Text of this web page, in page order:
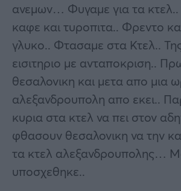
ανεμων… Φυγαμε για τα
καφε και τυροπιτα.. Φρεντο
γλυκο.. Φτασαμε στα Κτελ..
εισιτηριο με ανταποκριση..
θεσαλονικη και μετα απο μια
αλεξανδρουπολη απο εκει..
κυρια στα κτελ να πει στον
φθασουν θεσαλονικη να την
τα κτελ αλεξανδρουπολης…
υποσχεθηκε..